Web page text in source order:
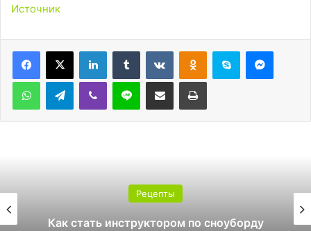
Источник
LinkedInTumblr ВконтактеОдноклассники
Skype
WhatsAppTelegramViber Line Поделиться через электронную почту Печатать
Рецепты
Как стать инструктором по сноуборду